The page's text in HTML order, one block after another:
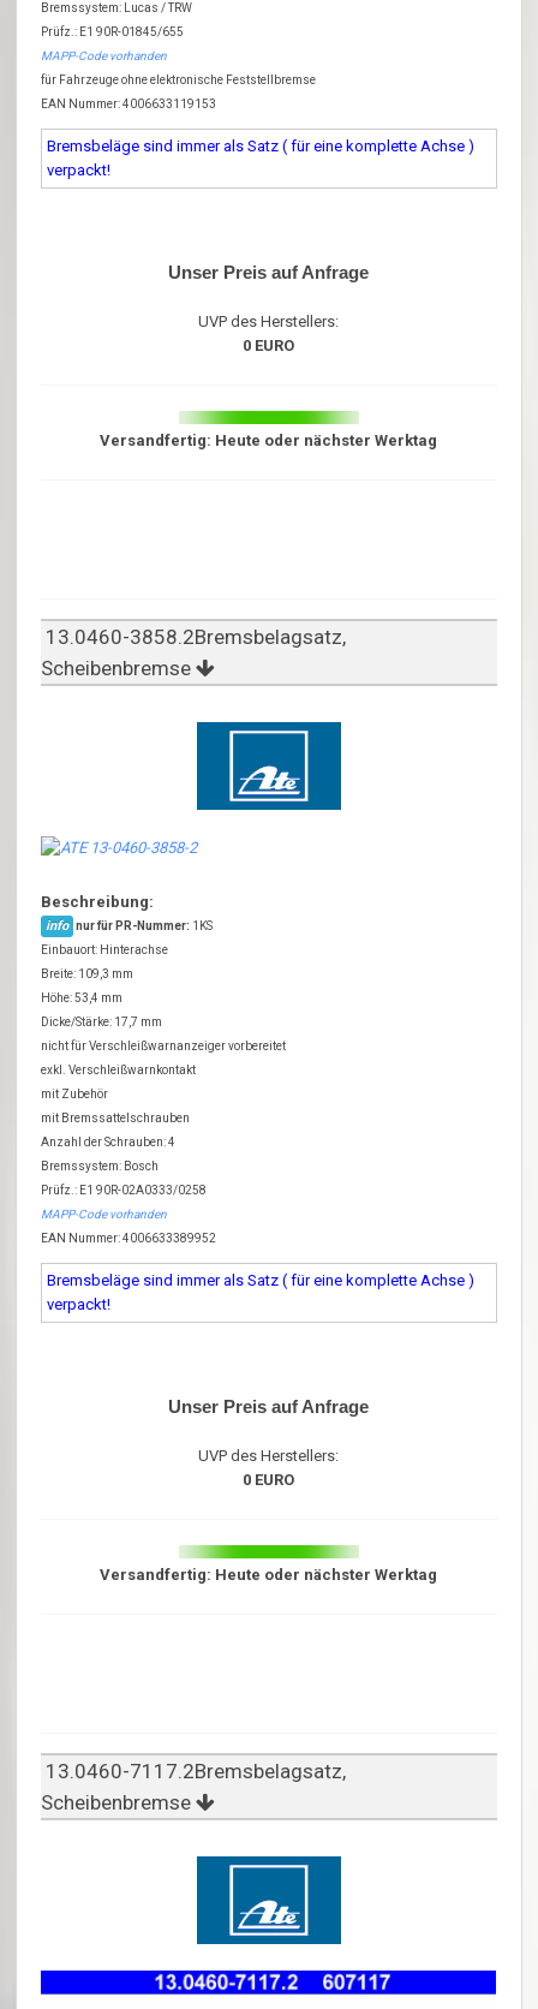
Bremssystem: Lucas / TRW
Prüfz.: E1 90R-01845/655
MAPP-Code vorhanden
für Fahrzeuge ohne elektronische Feststellbremse
EAN Nummer: 4006633119153
Bremsbeläge sind immer als Satz ( für eine komplette Achse )
verpackt!
Unser Preis auf Anfrage
UVP des Herstellers:
0 EURO
Versandfertig: Heute oder nächster Werktag
13.0460-3858.2Bremsbelagsatz,
Scheibenbremse
Beschreibung:
info nur für PR-Nummer: 1KS
Einbauort: Hinterachse
Breite: 109,3 mm
Höhe: 53,4 mm
Dicke/Stärke: 17,7 mm
nicht für Verschleißwarnanzeiger vorbereitet
exkl. Verschleißwarnkontakt
mit Zubehör
mit Bremssattelschrauben
Anzahl der Schrauben: 4
Bremssystem: Bosch
Prüfz.: E1 90R-02A0333/0258
MAPP-Code vorhanden
EAN Nummer: 4006633389952
Bremsbeläge sind immer als Satz ( für eine komplette Achse )
verpackt!
Unser Preis auf Anfrage
UVP des Herstellers:
0 EURO
Versandfertig: Heute oder nächster Werktag
13.0460-7117.2Bremsbelagsatz,
Scheibenbremse